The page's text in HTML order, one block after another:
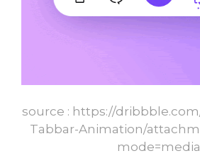
source : https://
Tabbar-Animation/
mode=media